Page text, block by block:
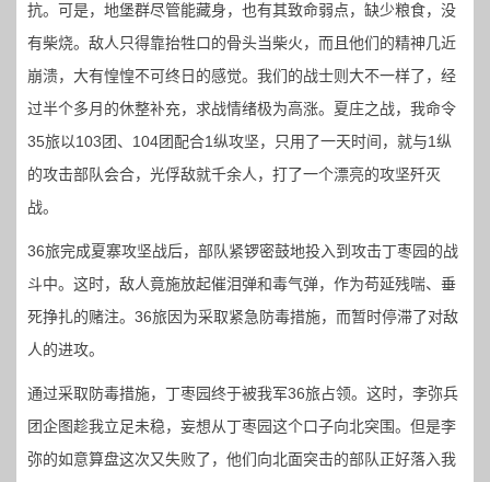
抗。可是，地堡群尽管能藏身，也有其致命弱点，缺少粮食，没
有柴烧。敌人只得靠抬牲口的骨头当柴火，而且他们的精神几近
崩溃，大有惶惶不可终日的感觉。我们的战士则大不一样了，经
过半个多月的休整补充，求战情绪极为高涨。夏庄之战，我命令
35旅以103团、104团配合1纵攻坚，只用了一天时间，就与1纵
的攻击部队会合，光俘敌就千余人，打了一个漂亮的攻坚歼灭
战。
36旅完成夏寨攻坚战后，部队紧锣密鼓地投入到攻击丁枣园的战
斗中。这时，敌人竟施放起催泪弹和毒气弹，作为苟延残喘、垂
死挣扎的赌注。36旅因为采取紧急防毒措施，而暂时停滞了对敌
人的进攻。
通过采取防毒措施，丁枣园终于被我军36旅占领。这时，李弥兵
团企图趁我立足未稳，妄想从丁枣园这个口子向北突围。但是李
弥的如意算盘这次又失败了，他们向北面突击的部队正好落入我